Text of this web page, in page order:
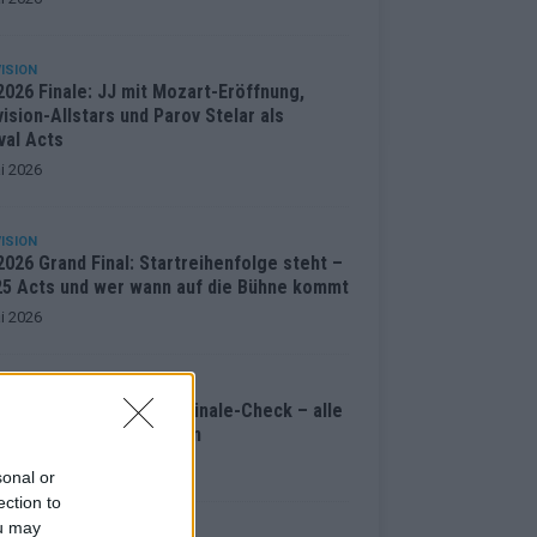
or
to
may
Finale: JJ mit Mozart-Eröffnung,
Allstars und Parov Stelar als
Acts
2026
Grand Final: Startreihenfolge steht –
Acts und wer wann auf die Bühne kommt
2026
2026: Der große Finale-Check – alle
und ihre Siegchancen